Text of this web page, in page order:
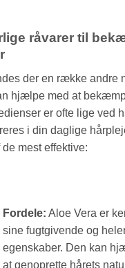
råvarer til
der en række andre
hjælpe med at
er ofte lige ved
i din daglige
mest effektive:
Fordele: Aloe Vera er
sine fugtgivende og
egenskaber. Den kan
at genoprette hårets